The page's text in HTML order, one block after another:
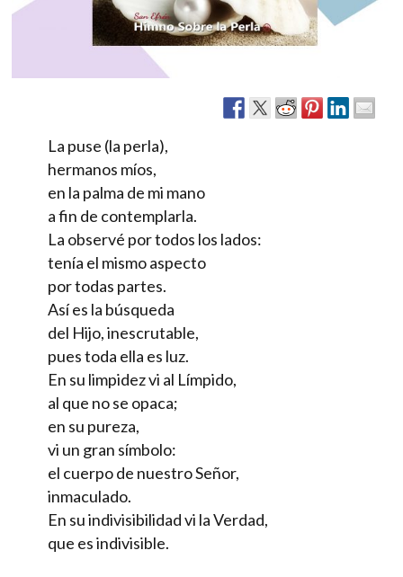
La puse (la perla),
hermanos míos,
en la palma de mi mano
a fin de contemplarla.
La observé por todos los lados:
tenía el mismo aspecto
por todas partes.
Así es la búsqueda
del Hijo, inescrutable,
pues toda ella es luz.
En su limpidez vi al Límpido,
al que no se opaca;
en su pureza,
vi un gran símbolo:
el cuerpo de nuestro Señor,
inmaculado.
En su indivisibilidad vi la Verdad,
que es indivisible.